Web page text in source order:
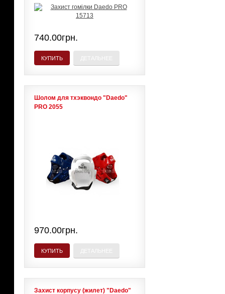
740.00грн.
КУПИТЬ
Шолом для тхэквондо "Daedo"
PRO 2055
970.00грн.
КУПИТЬ
Захист корпусу (жилет) "Daedo"